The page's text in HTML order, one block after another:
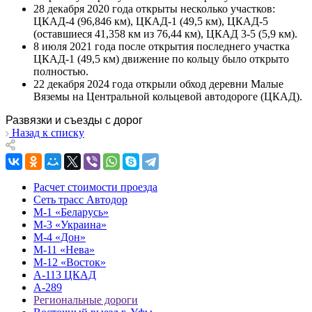
28 декабря 2020 года открыты несколько участков:
ЦКАД-4 (96,846 км), ЦКАД-1 (49,5 км), ЦКАД-5
(оставшиеся 41,358 км из 76,44 км), ЦКАД 3-5 (5,9 км).
8 июля 2021 года после открытия последнего участка
ЦКАД-1 (49,5 км) движение по кольцу было открыто
полностью.
22 декабря 2024 года открыли обход деревни Малые
Вяземы на Центральной кольцевой автодороге (ЦКАД).
Развязки и съезды с дорог
Назад к списку
Расчет стоимости проезда
Сеть трасс Автодор
М-1 «Беларусь»
М-3 «Украина»
М-4 «Дон»
М-11 «Нева»
М-12 «Восток»
А-113 ЦКАД
А-289
Региональные дороги